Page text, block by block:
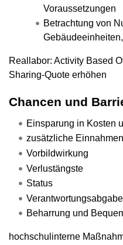
Voraussetzungen
Betrachtung von
Reallabor: Activity Based
Sharing-Quote erhöhen
Chancen und
Einsparung in Kosten
zusätzliche Einnahmen
Vorbildwirkung
Verlustängste
Status
Beharrung und
hochschulinterne